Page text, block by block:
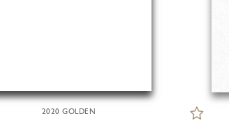
2020 GOLDEN